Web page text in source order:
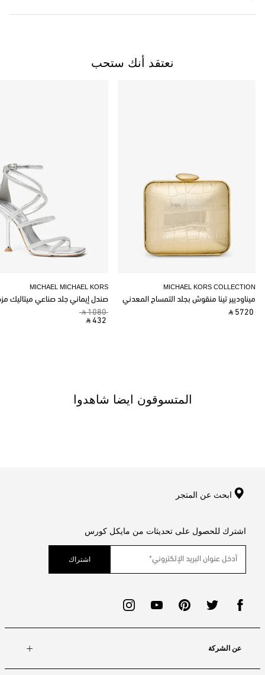
نعتقد أنك ستحب
MICHAEL MICHAEL KORS
صندل إيماني جلد صناعي ميتاليك
‎ ⃁ 1080 ‎
‎ ⃁ 432 ‎
MICHAEL KORS COLLECTION
ميناوديير تينا منقوش بجلد التمساح المعدني
‎ ⃁ 5720 ‎
المتسوقون ايضا شاهدوا
ابحث عن المتجر
اشترك للحصول على تحديثات من مايكل كورس
اشتراك
عن الشركة